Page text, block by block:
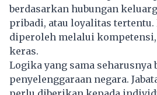
berdasarkan hubungan
pribadi, atau loyalitas tertentu.
diperoleh melalui
keras.
Logika yang sama seharusnya
penyelenggaraan negara.